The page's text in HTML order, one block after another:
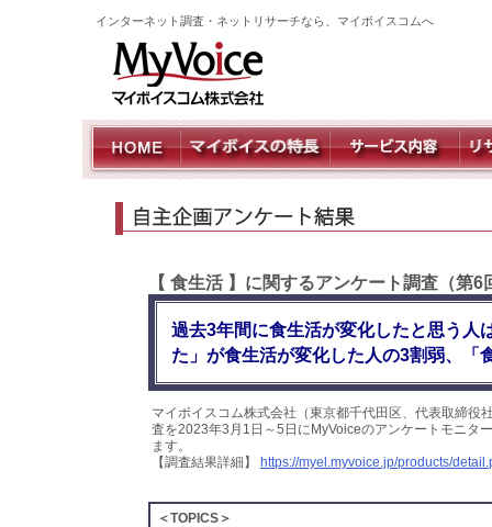
インターネット調査・ネットリサーチなら、マイボイスコムへ
【 食生活 】に関するアンケート調査（第6
過去3年間に食生活が変化したと思う人
た」が食生活が変化した人の3割弱、「
マイボイスコム株式会社（東京都千代田区、代表取締
査を2023年3月1日～5日にMyVoiceのアンケートモニタ
ます。
【調査結果詳細】
https://myel.myvoice.jp/products/
＜TOPICS＞